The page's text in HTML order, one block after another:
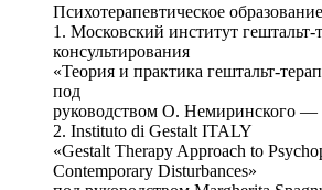
Психотерапевтическое
1. Московский институт гештальт-
консультирования
«Теория и практика гештальт-
под
руководством О. Немиринского —
2. Instituto di Gestalt ITALY
«Gestalt Therapy Approach to
Contemporary Disturbances»